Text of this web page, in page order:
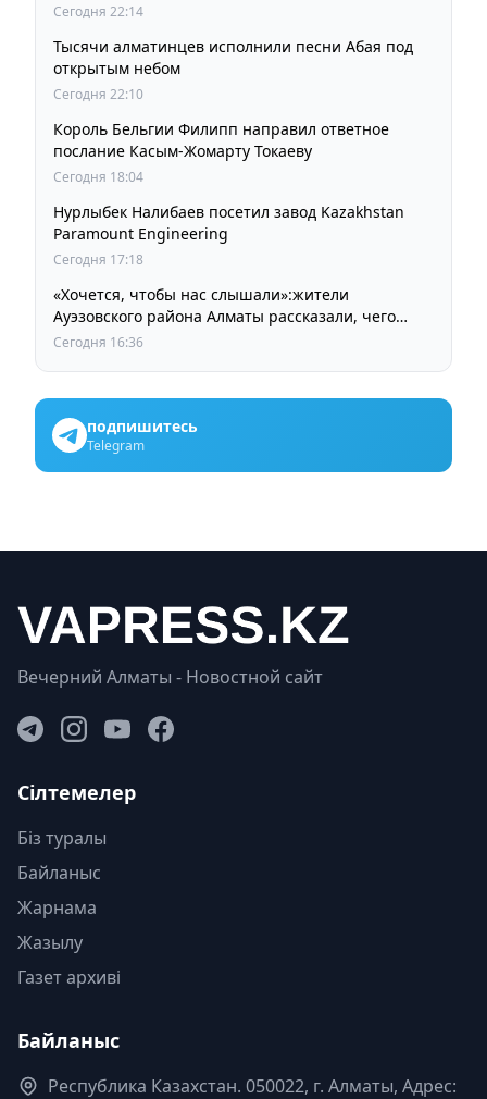
Сегодня 22:14
Тысячи алматинцев исполнили песни Абая под
открытым небом
Сегодня 22:10
Король Бельгии Филипп направил ответное
послание Касым-Жомарту Токаеву
Сегодня 18:04
Нурлыбек Налибаев посетил завод Kazakhstan
Paramount Engineering
Сегодня 17:18
«Хочется, чтобы нас слышали»:жители
Ауэзовского района Алматы рассказали, чего
ждут от выборов депутатов Курултая
Сегодня 16:36
подпишитесь
Telegram
Вечерний Алматы - Новостной сайт
Сілтемелер
Біз туралы
Байланыс
Жарнама
Жазылу
Газет архиві
Байланыс
Республика Казахстан. 050022, г. Алматы, Адрес: